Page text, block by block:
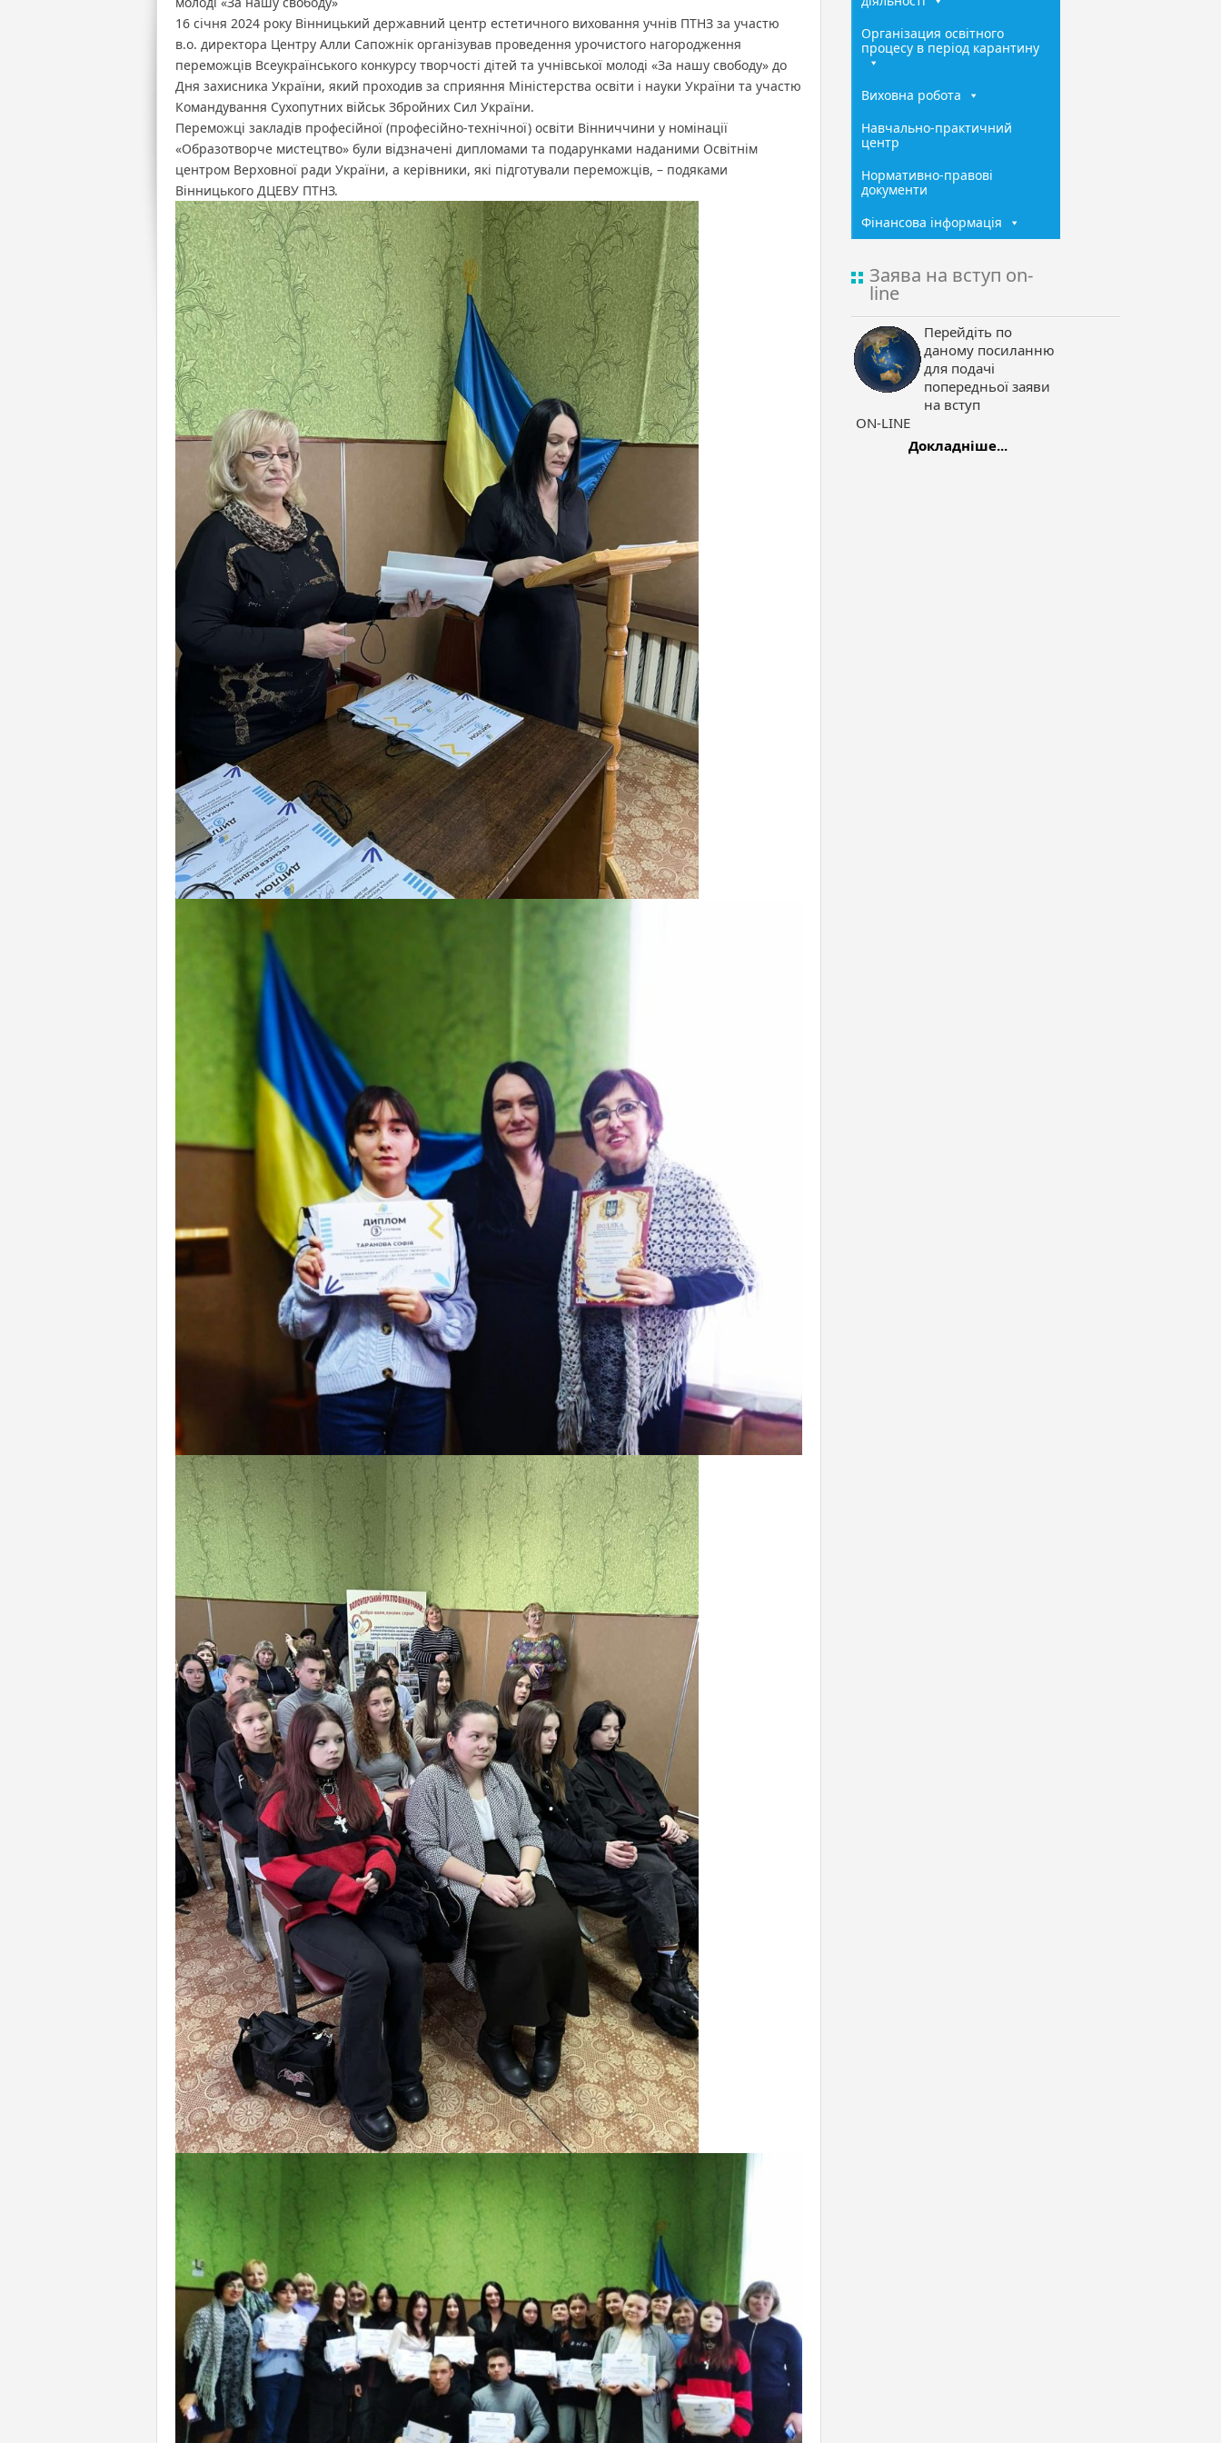
дітей
учнівської
«За
нашу
свободу»
16 січня 2024 року Вінницький державний центр естетичного виховання учнів ПТНЗ за участю
в.о. директора Центру Алли Сапожнік організував проведення урочистого нагородження
переможців Всеукраїнського конкурсу творчості дітей та учнівської молоді «За нашу свободу» до
Дня захисника України, який проходив за сприяння Міністерства освіти і науки України та участю
Командування Сухопутних військ Збройних Сил України.
Переможці закладів професійної (професійно-технічної) освіти Вінниччини у номінації
«Образотворче мистецтво» були відзначені дипломами та подарунками наданими Освітнім
центром Верховної ради України, а керівники, які підготували переможців, – подяками
Вінницького ДЦЕВУ ПТНЗ.
Організация освітного
процесу в період карантину
Виховна робота
Навчально-практичний
центр
Нормативно-правові
документи
Фінансова інформація
Заява на вступ on-
line
Перейдіть по
даному посиланню
для подачі
попередньої заяви
на вступ
ON-LINE
Докладніше...